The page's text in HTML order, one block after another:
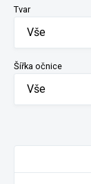
Tvar
Vše
Šířka očnice
Vše